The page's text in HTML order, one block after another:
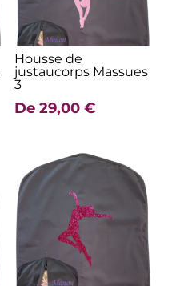
Housse de
justaucorps Massues
3
De29,00€